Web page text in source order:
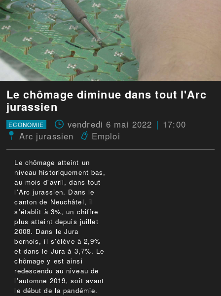
Le chômage diminue dans tout l'Arc
jurassien
ECONOMIE vendredi 6 mai 2022
17:00
Arc jurassien
Emploi
Le chômage atteint un
niveau historiquement bas,
au mois d'avril, dans tout
l'Arc jurassien. Dans le
canton de Neuchâtel, il
s'établit à 3%, un chiffre
plus atteint depuis juillet
2008. Dans le Jura
bernois, il s'élève à 2,9%
et dans le Jura à 3,7%. Le
chômage y est ainsi
redescendu au niveau de
l'automne 2019, soit avant
le début de la pandémie.